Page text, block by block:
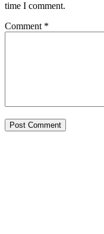
time I comment.
Comment *